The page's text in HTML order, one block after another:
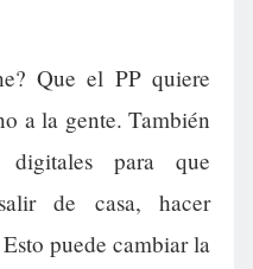
Que el PP quiere
a la gente. También
digitales para que
de casa, hacer
puede cambiar la